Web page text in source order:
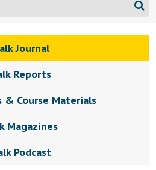
Journal
Reports
& Course Materials
Magazines
Podcast